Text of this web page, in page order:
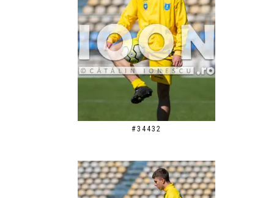
#34432